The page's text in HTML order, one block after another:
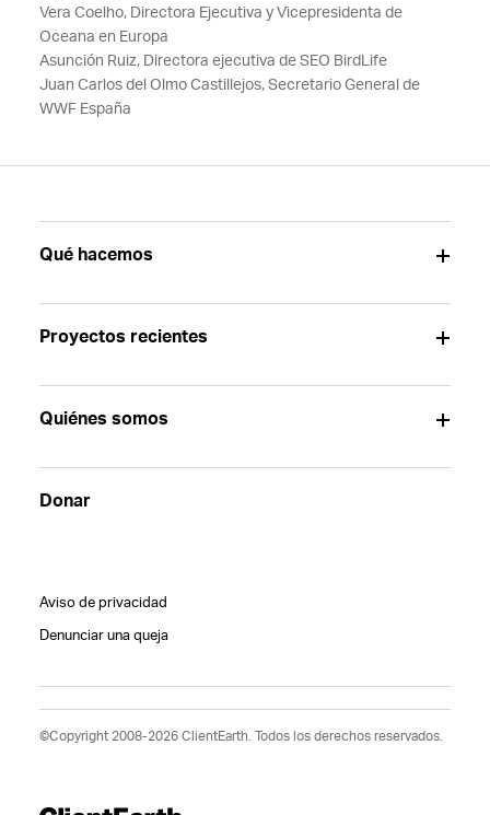
Vera Coelho, Directora Ejecutiva y Vicepresidenta de
Oceana en Europa
Asunción Ruiz, Directora ejecutiva de SEO BirdLife
Juan Carlos del Olmo Castillejos, Secretario General de
WWF España
Qué hacemos
Proyectos recientes
Quiénes somos
Donar
Aviso de privacidad
Denunciar una queja
©Copyright 2008-2026 ClientEarth. Todos los derechos reservados.